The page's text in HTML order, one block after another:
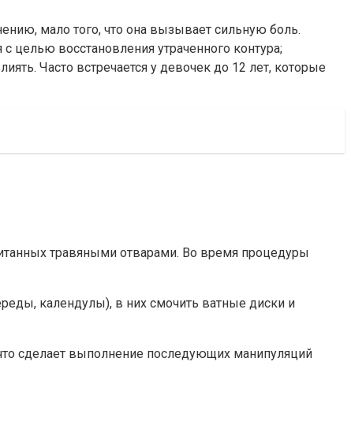
мало того, что она вызывает сильную боль.
целью восстановления утраченного контура;
Часто встречается у девочек до 12 лет, которые
травяными отварами. Во время процедуры
календулы), в них смочить ватные диски и
сделает выполнение последующих манипуляций